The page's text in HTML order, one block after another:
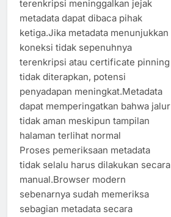
terenkripsi meninggalkan jejak
metadata dapat dibaca pihak
ketiga.Jika metadata menunjukkan
koneksi tidak sepenuhnya
terenkripsi atau certificate pinning
tidak diterapkan, potensi
penyadapan meningkat.Metadata
dapat memperingatkan bahwa jalur
tidak aman meskipun tampilan
halaman terlihat normal
Proses pemeriksaan metadata
tidak selalu harus dilakukan secara
manual.Browser modern
sebenarnya sudah memeriksa
sebagian metadata secara